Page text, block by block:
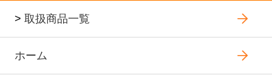
> 取扱商品一覧
ホーム